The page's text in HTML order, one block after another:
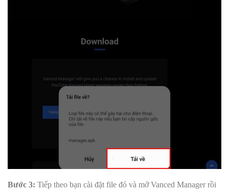
Bước 3: Tiếp theo bạn cài đặt file đó và mở Vanced Manager rồi